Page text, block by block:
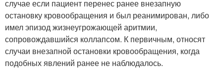
случае если пациент перенес ранее внезапную
остановку кровообращения и был реанимирован, либо
имел эпизод жизнеугрожающей аритмии,
сопровождавшийся коллапсом. К первичным, относят
случаи внезапной остановки кровообращения, когда
подобных явлений ранее не наблюдалось.